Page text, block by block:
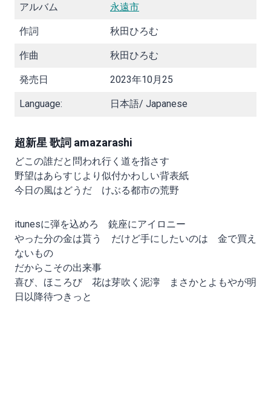
アルバム 永遠市
作詞 秋田ひろむ
作曲 秋田ひろむ
発売日 2023年10月25
Language: 日本語/ Japanese
超新星 歌詞 amazarashi
どこの誰だと問われ行く道を指さす
野望はあらすじより似付かわしい背表紙
今日の風はどうだ けぶる都市の荒野
itunesに弾を込めろ 銃座にアイロニー
やった分の金は貰う だけど手にしたいのは 金で買え
ないもの
だからこその出来事
喜び、ほころび 花は芽吹く泥濘 まさかとよもやが明
日以降待つきっと